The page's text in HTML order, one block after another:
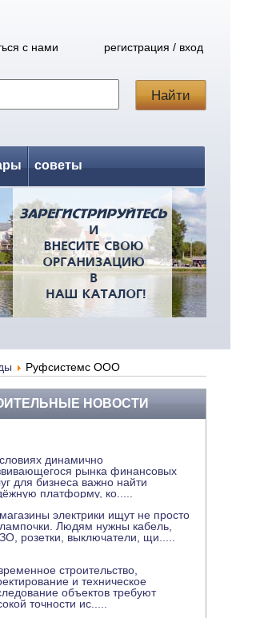
регистрация / вход
с нами
советы
Руфсистемс ООО
НОВОСТИ
динамично
рынка финансовых
для бизнеса важно найти
платформу, ко
электрики ищут не просто
Людям нужны кабель,
розетки, выключатели, щи
строительство,
и техническое
объектов требуют
точности ис